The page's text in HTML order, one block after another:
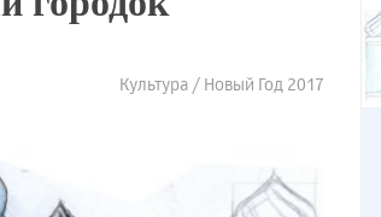
Культура / Новый Год 2017